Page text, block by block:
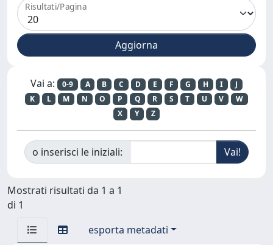
Risultati/Pagina
Vai a: 0-9 A B C D E F G H I
J
K
L M N O P Q R S T U V
W
X
Y Z
o inserisci le iniziali:
Mostrati risultati da 1 a 1
di 1
esporta metadati